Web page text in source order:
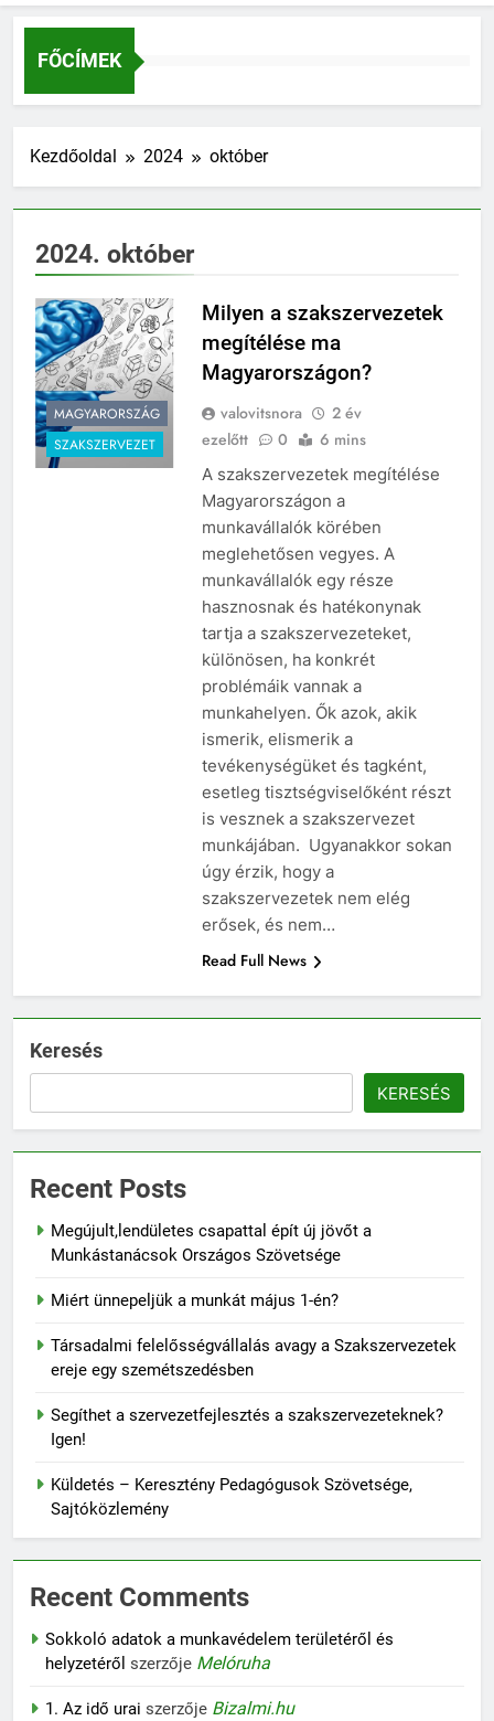
FŐCÍMEK
Kezdőoldal 2024 október
2024. október
MAGYARORSZÁG
SZAKSZERVEZET
Milyen a szakszervezetek
megítélése ma
Magyarországon?
valovitsnora
2 év
ezelőtt
0 6 mins
A szakszervezetek megítélése
Magyarországon a
munkavállalók körében
meglehetősen vegyes. A
munkavállalók egy része
hasznosnak és hatékonynak
tartja a szakszervezeteket,
különösen, ha konkrét
problémáik vannak a
munkahelyen. Ők azok, akik
ismerik, elismerik a
tevékenységüket és tagként,
esetleg tisztségviselőként részt
is vesznek a szakszervezet
munkájában. Ugyanakkor sokan
úgy érzik, hogy a
szakszervezetek nem elég
erősek, és nem…
Read Full News
Keresés
KERESÉS
Recent Posts
Megújult,lendületes csapattal épít új jövőt a
Munkástanácsok Országos Szövetsége
Miért ünnepeljük a munkát május 1-én?
Társadalmi felelősségvállalás avagy a Szakszervezetek
ereje egy szemétszedésben
Segíthet a szervezetfejlesztés a szakszervezeteknek?
Igen!
Küldetés – Keresztény Pedagógusok Szövetsége,
Sajtóközlemény
Recent Comments
Sokkoló adatok a munkavédelem területéről és
helyzetéről szerzője Melóruha
1. Az idő urai szerzője Bizalmi.hu